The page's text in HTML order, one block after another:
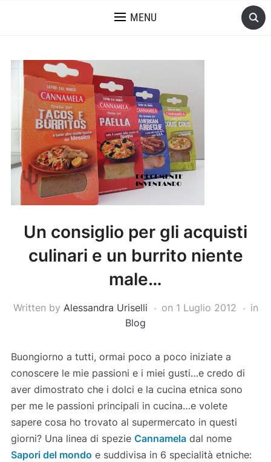
MENU
Un consiglio per gli acquisti
culinari e un burrito niente
male…
Written by Alessandra Uriselli on 1 Luglio 2012
in
Blog
Buongiorno a tutti, ormai poco a poco iniziate a
conoscere le mie passioni e i miei gusti…e credo di
aver dimostrato che i dolci e la cucina etnica sono
per me le passioni principali in cucina…e volete
sapere cosa ho trovato al supermercato in questi
giorni? Una linea di spezie Cannameladal nome
Sapori del mondo e suddivisa in 6 specialità etniche: